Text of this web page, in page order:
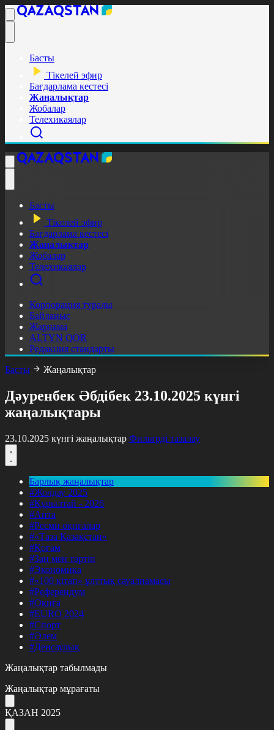
Басты
Тікелей эфир
Бағдарлама кестесі
Жаңалықтар
Жобалар
Телехикаялар
Басты
Тікелей эфир
Бағдарлама кестесі
Жаңалықтар
Жобалар
Телехикаялар
Корпорация туралы
Байланыс
Жарнама
ALTYN QOR
Редакция стандарты
Басты
Жаңалықтар
Дәуренбек Әбдібек 23.10.2025 күнгі
жаңалықтары
23.10.2025 күнгі жаңалықтар Фильтрді тазалау
Барлық жаңалықтар
#Жолдау 2025
#Құрылтай - 2026
#Апта
#Ресми оқиғалар
#«Таза Қазақстан»
#Қоғам
#Заң мен тәртіп
#Экономика
#«100 кітап» ұлттық сауалнамасы
#Референдум
#Оқиға
#EURO 2024
#Спорт
#Әлем
#Денсаулық
Жаңалықтар табылмады
Жаңалықтар мұрағаты
ҚАЗАН 2025